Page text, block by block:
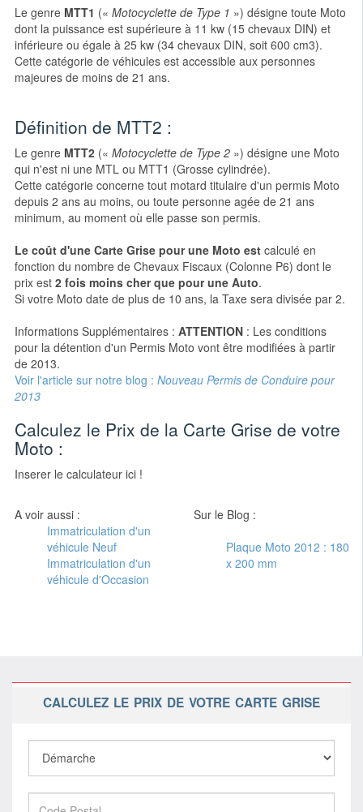
Le genre MTT1 (« Motocyclette de Type 1 ») désigne toute Moto
dont la puissance est supérieure à 11 kw (15 chevaux DIN) et
inférieure ou égale à 25 kw (34 chevaux DIN, soit 600 cm3).
Cette catégorie de véhicules est accessible aux personnes
majeures de moins de 21 ans.
Définition de MTT2 :
Le genre MTT2(« Motocyclette de Type 2») désigne une Moto
qui n'est ni une MTL ou MTT1 (Grosse cylindrée).
Cette catégorie concerne tout motard titulaire d'un permis Moto
depuis 2 ans au moins, ou toute personne agée de 21 ans
minimum, au moment où elle passe son permis.
Le coût d'une Carte Grise pour une Moto estcalculé en
fonction du nombre de Chevaux Fiscaux (Colonne P6) dont le
prix est 2 fois moins cher que pour une Auto.
Si votre Moto date de plus de 10 ans, la Taxe sera divisée par 2.
Informations Supplémentaires : ATTENTION: Les conditions
pour la détention d'un Permis Moto vont être modifiées à partir
de 2013.
Voir l'article sur notre blog : Nouveau Permis de Conduire pour
2013
Calculez le Prix de la Carte Grise de votre
Moto :
Inserer le calculateur ici !
A voir aussi :
Sur le Blog :
Immatriculation d'un
véhicule Neuf
Immatriculation d'un
véhicule d'Occasion
Plaque Moto 2012 : 180
x 200 mm
CALCULEZ LE PRIX DE VOTRE CARTE GRISE